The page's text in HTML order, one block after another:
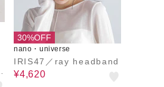
30%OFF
nano・universe
IRIS47／ray headband
¥4,620